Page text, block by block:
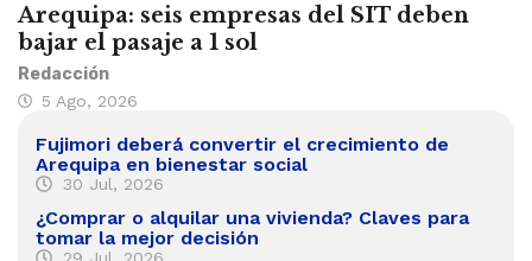
Arequipa: seis empresas del SIT deben
bajar el pasaje a 1 sol
Redacción
5 Ago, 2026
Fujimori deberá convertir el crecimiento de
Arequipa en bienestar social
30 Jul, 2026
¿Comprar o alquilar una vivienda? Claves para
tomar la mejor decisión